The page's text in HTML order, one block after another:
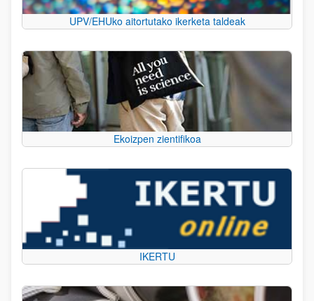
UPV/EHUko aitortutako ikerketa taldeak
Ekoizpen zientifikoa
IKERTU